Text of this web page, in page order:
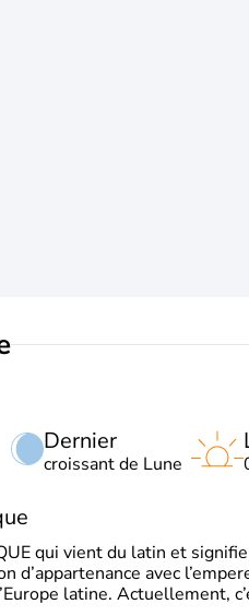
Dernier
croissant de Lune
qui vient du latin et
d’appartenance avec
latine. Actuellement,